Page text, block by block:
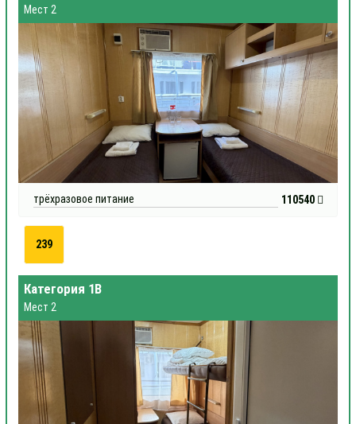
Мест 2
трёхразовое питание 110540
239
Категория 1В
Мест 2